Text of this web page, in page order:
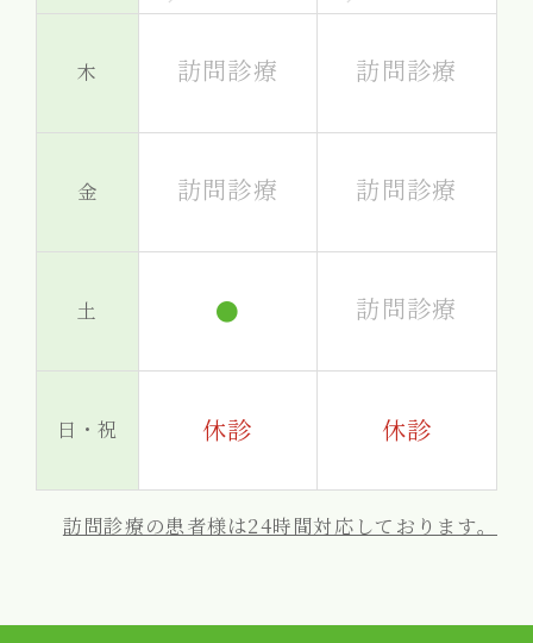
木 訪問診療 訪問診療
金 訪問診療 訪問診療
土 ● 訪問診療
日・祝 休診 休診
訪問診療の患者様は24時間対応しております。